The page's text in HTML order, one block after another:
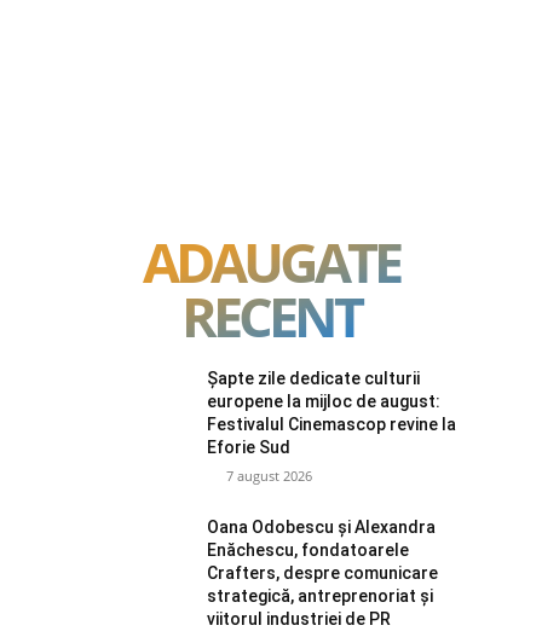
ADAUGATE
RECENT
Șapte zile dedicate culturii
europene la mijloc de august:
Festivalul Cinemascop revine la
Eforie Sud
7 august 2026
Oana Odobescu și Alexandra
Enăchescu, fondatoarele
Crafters, despre comunicare
strategică, antreprenoriat și
viitorul industriei de PR